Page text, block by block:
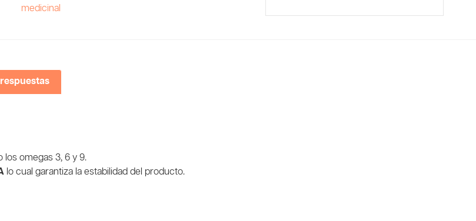
medicinal
los omegas 3, 6 y 9.
lo cual garantiza la estabilidad del producto.